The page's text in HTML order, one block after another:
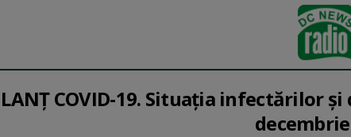
COVID-19. Situația infectărilor